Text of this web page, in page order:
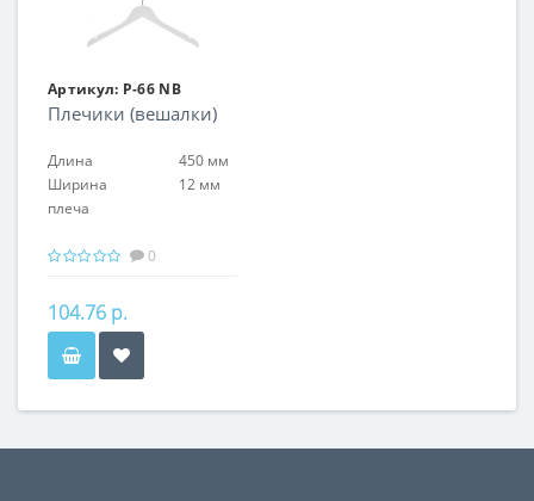
Артикул: P-66 NB
Плечики (вешалки)
Длина
450 мм
Ширина
плеча
12 мм
0
104.76 р.